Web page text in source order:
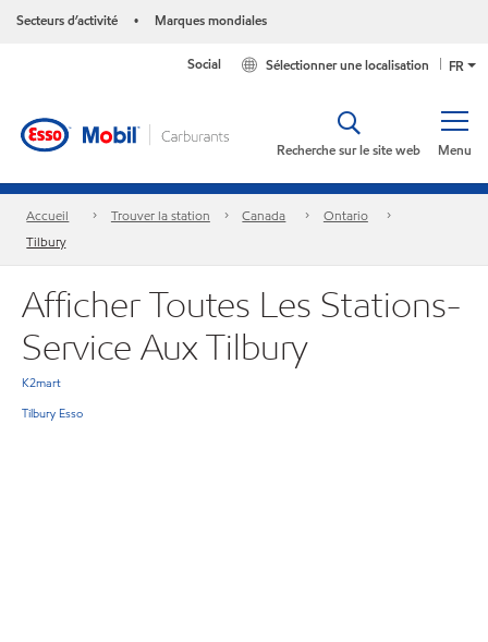
Secteurs d’activité • Marques mondiales
FR
Sélectionner une localisation
Social
Menu
Recherche sur le site web
Accueil Trouver la station Canada
Ontario
Tilbury
Afficher Toutes Les Stations-
Service Aux Tilbury
K2mart
Tilbury Esso